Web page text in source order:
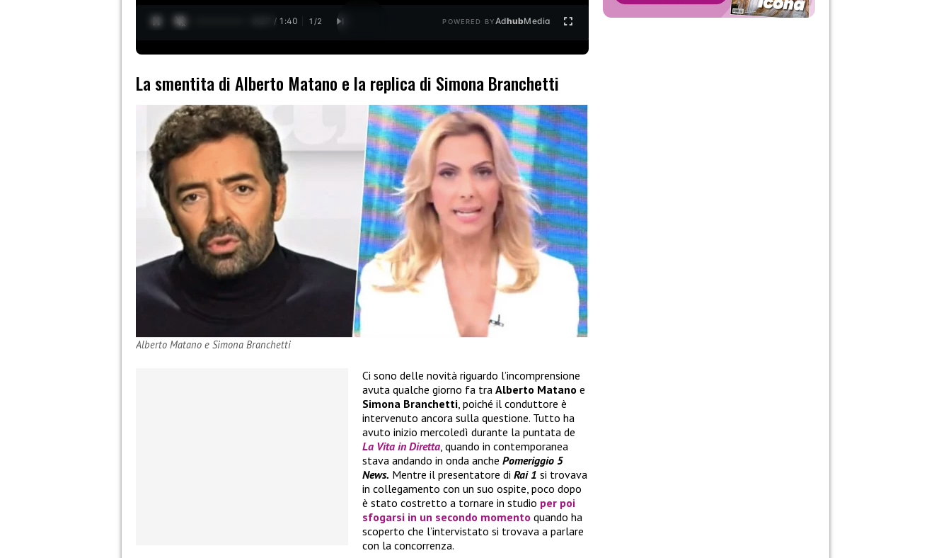
0:28 / 1:40 1 /2 POWERED BYAdhubMedia
La smentita di Alberto Matano e la replica di Simona Branchetti
Alberto Matano e Simona Branchetti
Ci sono delle novità riguardo l’incomprensione
avuta qualche giorno fa tra Alberto Matano e
Simona Branchetti, poiché il conduttore è
intervenuto ancora sulla questione. Tutto ha
avuto inizio mercoledì durante la puntata de
La Vita in Diretta, quando in contemporanea
stava andando in onda anche Pomeriggio 5
News. Mentre il presentatore di Rai 1 si trovava
in collegamento con un suo ospite, poco dopo
è stato costretto a tornare in studio per poi
sfogarsi in un secondo momento quando ha
scoperto che l’intervistato si trovava a parlare
con la concorrenza.